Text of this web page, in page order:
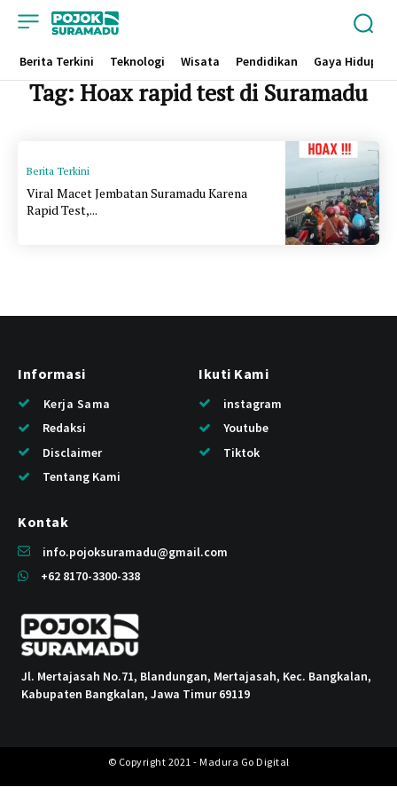
Berita Terkini Teknologi Wisata Pendidikan Gaya Hidup
Tag: Hoax rapid test di Suramadu
Berita Terkini
Viral Macet Jembatan Suramadu Karena
Rapid Test,...
Informasi
Kerja Sama
Redaksi
Disclaimer
Tentang Kami
Ikuti Kami
instagram
Youtube
Tiktok
Kontak
info.pojoksuramadu@gmail.com
+62 8170-3300-338
Jl. Mertajasah No.71, Blandungan, Mertajasah, Kec. Bangkalan,
Kabupaten Bangkalan, Jawa Timur 69119
© Copyright 2021 - Madura Go Digital